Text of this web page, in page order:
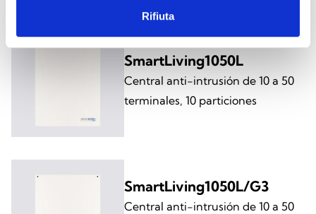
Rifiuta
SmartLiving1050L
Central anti-intrusión de 10 a 50
terminales, 10 particiones
SmartLiving1050L/G3
Central anti-intrusión de 10 a 50